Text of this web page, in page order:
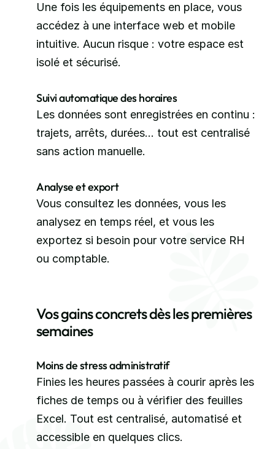
Une fois les équipements en place, vous
accédez à une interface web et mobile
intuitive. Aucun risque : votre espace est
isolé et sécurisé.
Suivi automatique des horaires
Les données sont enregistrées en continu :
trajets, arrêts, durées… tout est centralisé
sans action manuelle.
Analyse et export
Vous consultez les données, vous les
analysez en temps réel, et vous les
exportez si besoin pour votre service RH
ou comptable.
Vos gains concrets dès les premières
semaines
Moins de stress administratif
Finies les heures passées à courir après les
fiches de temps ou à vérifier des feuilles
Excel. Tout est centralisé, automatisé et
accessible en quelques clics.